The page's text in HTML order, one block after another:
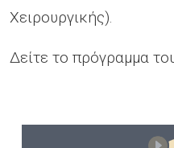
Χειρουργικής).
Δείτε το πρόγραμμα